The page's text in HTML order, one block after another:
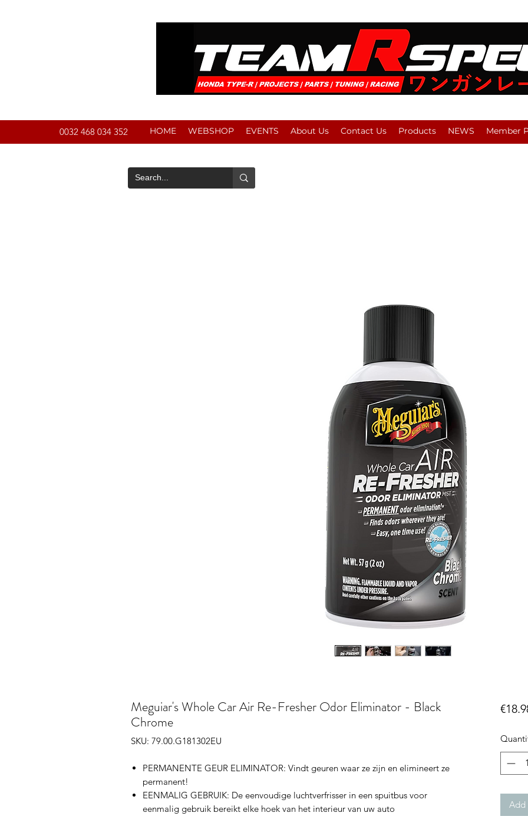
0032 468 034 352 HOME WEBSHOP EVENTS About Us Contact Us Products NEWS Member
Meguiar's Whole Car Air Re-Fresher Odor Eliminator - Black
Chrome
SKU: 79.00.G181302EU
PERMANENTE GEUR ELIMINATOR: Vindt geuren waar ze zijn en elimineert ze
permanent!
EENMALIG GEBRUIK: De eenvoudige luchtverfrisser in een spuitbus voor
eenmalig gebruik bereikt elke hoek van het interieur van uw auto
Add